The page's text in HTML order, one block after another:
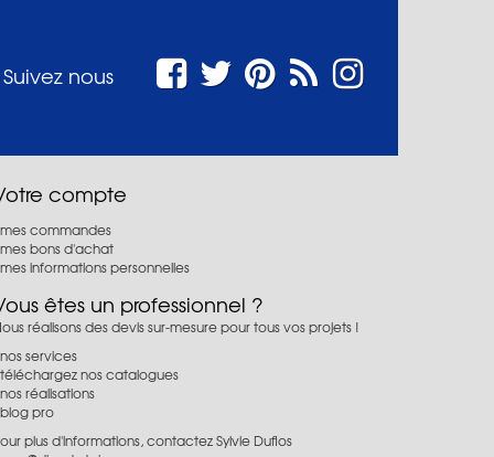
Suivez nous
compte
mes commandes
mes bons d'achat
mes informations personnelles
êtes un professionnel ?
réalisons des devis sur-mesure pour tous vos projets !
nos services
téléchargez nos catalogues
nos réalisations
blog pro
plus d'informations, contactez Sylvie Duflos